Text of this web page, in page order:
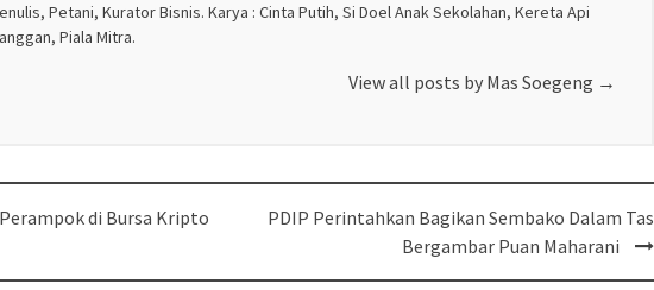
Petani, Kurator Bisnis. Karya : Cinta Putih, Si Doel Anak Sekolahan, Kereta Api
Piala Mitra.
View all posts by Mas Soegeng →
di Bursa Kripto
PDIP Perintahkan Bagikan Sembako Dalam Tas
Bergambar Puan Maharani